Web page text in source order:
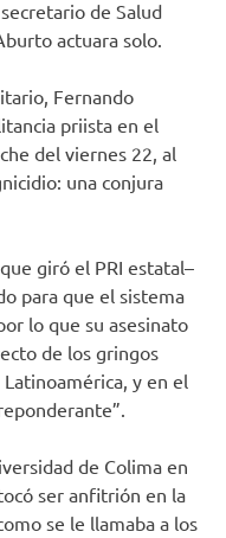
de Salud
actuara solo.
Fernando
priista en el
del viernes 22, al
una conjura
giró el PRI estatal–
para que el sistema
lo que su asesinato
de los gringos
y en el
de Colima en
ser anfitrión en la
se le llamaba a los